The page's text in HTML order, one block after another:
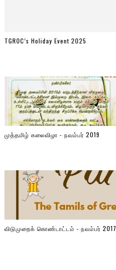
TGROC’s Holiday Event 2025
முத்தமிழ் கலைவிழா - நவம்பர் 2019
விடுமுறைக் கொண்டாட்டம் - நவம்பர் 2017